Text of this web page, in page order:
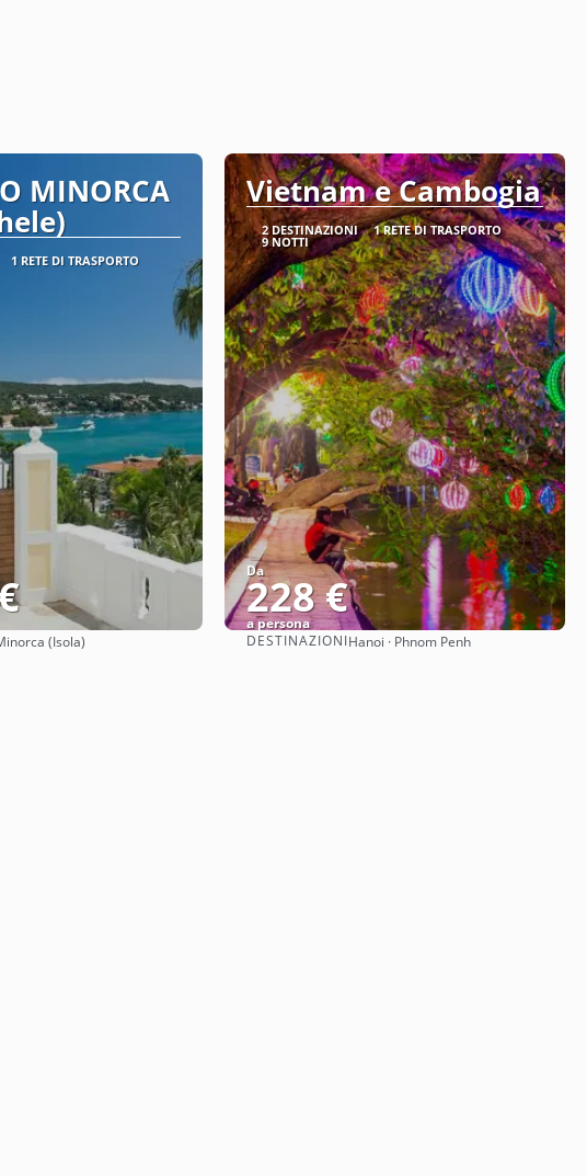
MINORCA
1 RETE DI TRASPORTO
Vedere(Isola)
Vietnam e Cambogia
2 DESTINAZIONI 1 RETE DI TRASPORTO
9 NOTTI
Da
228 €
a persona
Vedere
DESTINAZIONIHanoi · Phnom Penh